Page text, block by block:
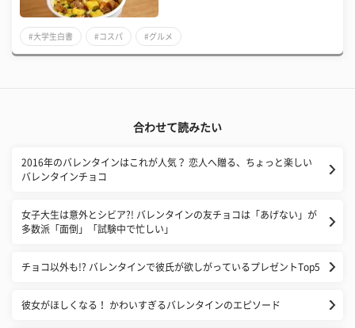
#大学生白書 #コスパ #グルメ
合わせて読みたい
2016年のバレンタインはこれが人気？ 恋人へ贈る、ちょっと楽しい
バレンタインチョコ
女子大生は意外とシビア?! バレンタインの友チョコは「あげない」が
多数派「面倒」「試験中で忙しい」
チョコ以外も!? バレンタインで彼氏が欲しがっているプレゼントTop5
彼女がほしくなる！ かわいすぎるバレンタインのエピソード